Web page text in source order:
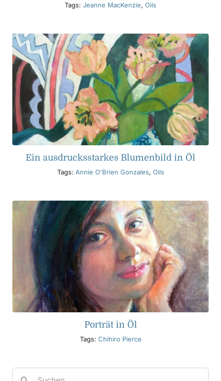
Abonnieren
Tags: Jeanne MacKenzie, Oils
Ein ausdrucksstarkes Blumenbild in Öl
Tags: Annie O'Brien Gonzales, Oils
Porträt in Öl
Tags: Chihiro Pierce
Search